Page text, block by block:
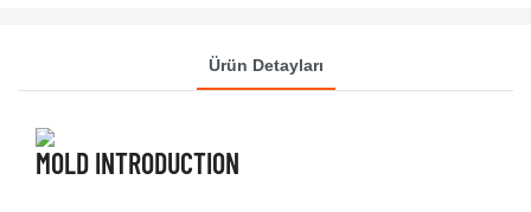
Ürün Detayları
MOLD INTRODUCTION